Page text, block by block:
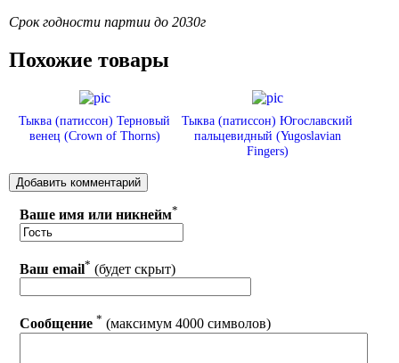
Срок годности партии до 2030г
Похожие товары
Тыква (патиссон) Терновый
венец (Crown of Thorns)
Тыква (патиссон) Югославский
пальцевидный (Yugoslavian
Fingers)
Ваше имя или никнейм*
Ваш email* (будет скрыт)
Сообщение * (максимум 4000 символов)